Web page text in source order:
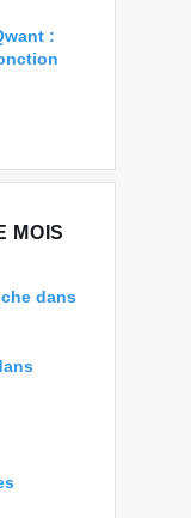
:
MOIS
dans